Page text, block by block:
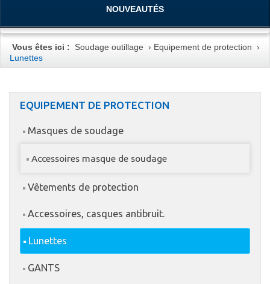
NOUVEAUTÉS
Vous êtes ici : Soudage outillage › Equipement de protection ›
Lunettes
EQUIPEMENT DE PROTECTION
Masques de soudage
Accessoires masque de soudage
Vêtements de protection
Accessoires, casques antibruit.
Lunettes
GANTS